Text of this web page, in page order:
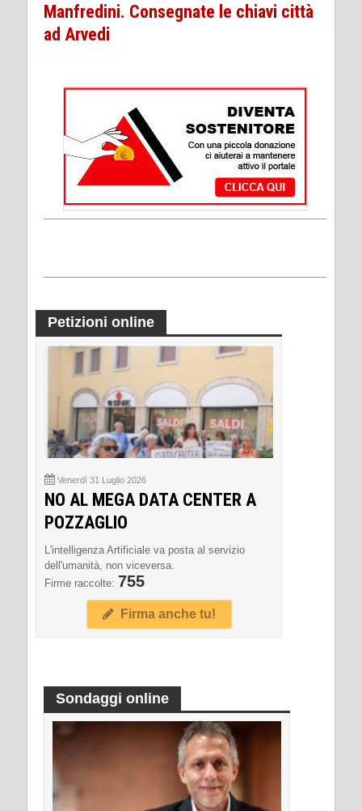
Manfredini. Consegnate le chiavi città
ad Arvedi
Petizioni online
Venerdì 31 Luglio 2026
NO AL MEGA DATA CENTER A
POZZAGLIO
L'intelligenza Artificiale va posta al servizio
dell'umanità, non viceversa.
Firme raccolte: 755
Firma anche tu!
Sondaggi online